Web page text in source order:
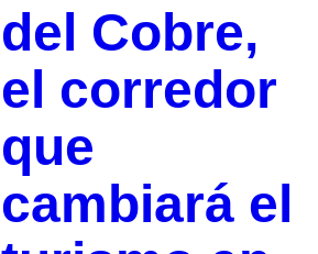
del Cobre,
el corredor
que
cambiará el